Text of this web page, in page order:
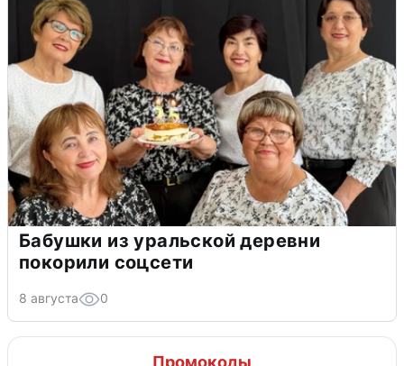
Бабушки из уральской деревни
покорили соцсети
8 августа 0
Промокоды